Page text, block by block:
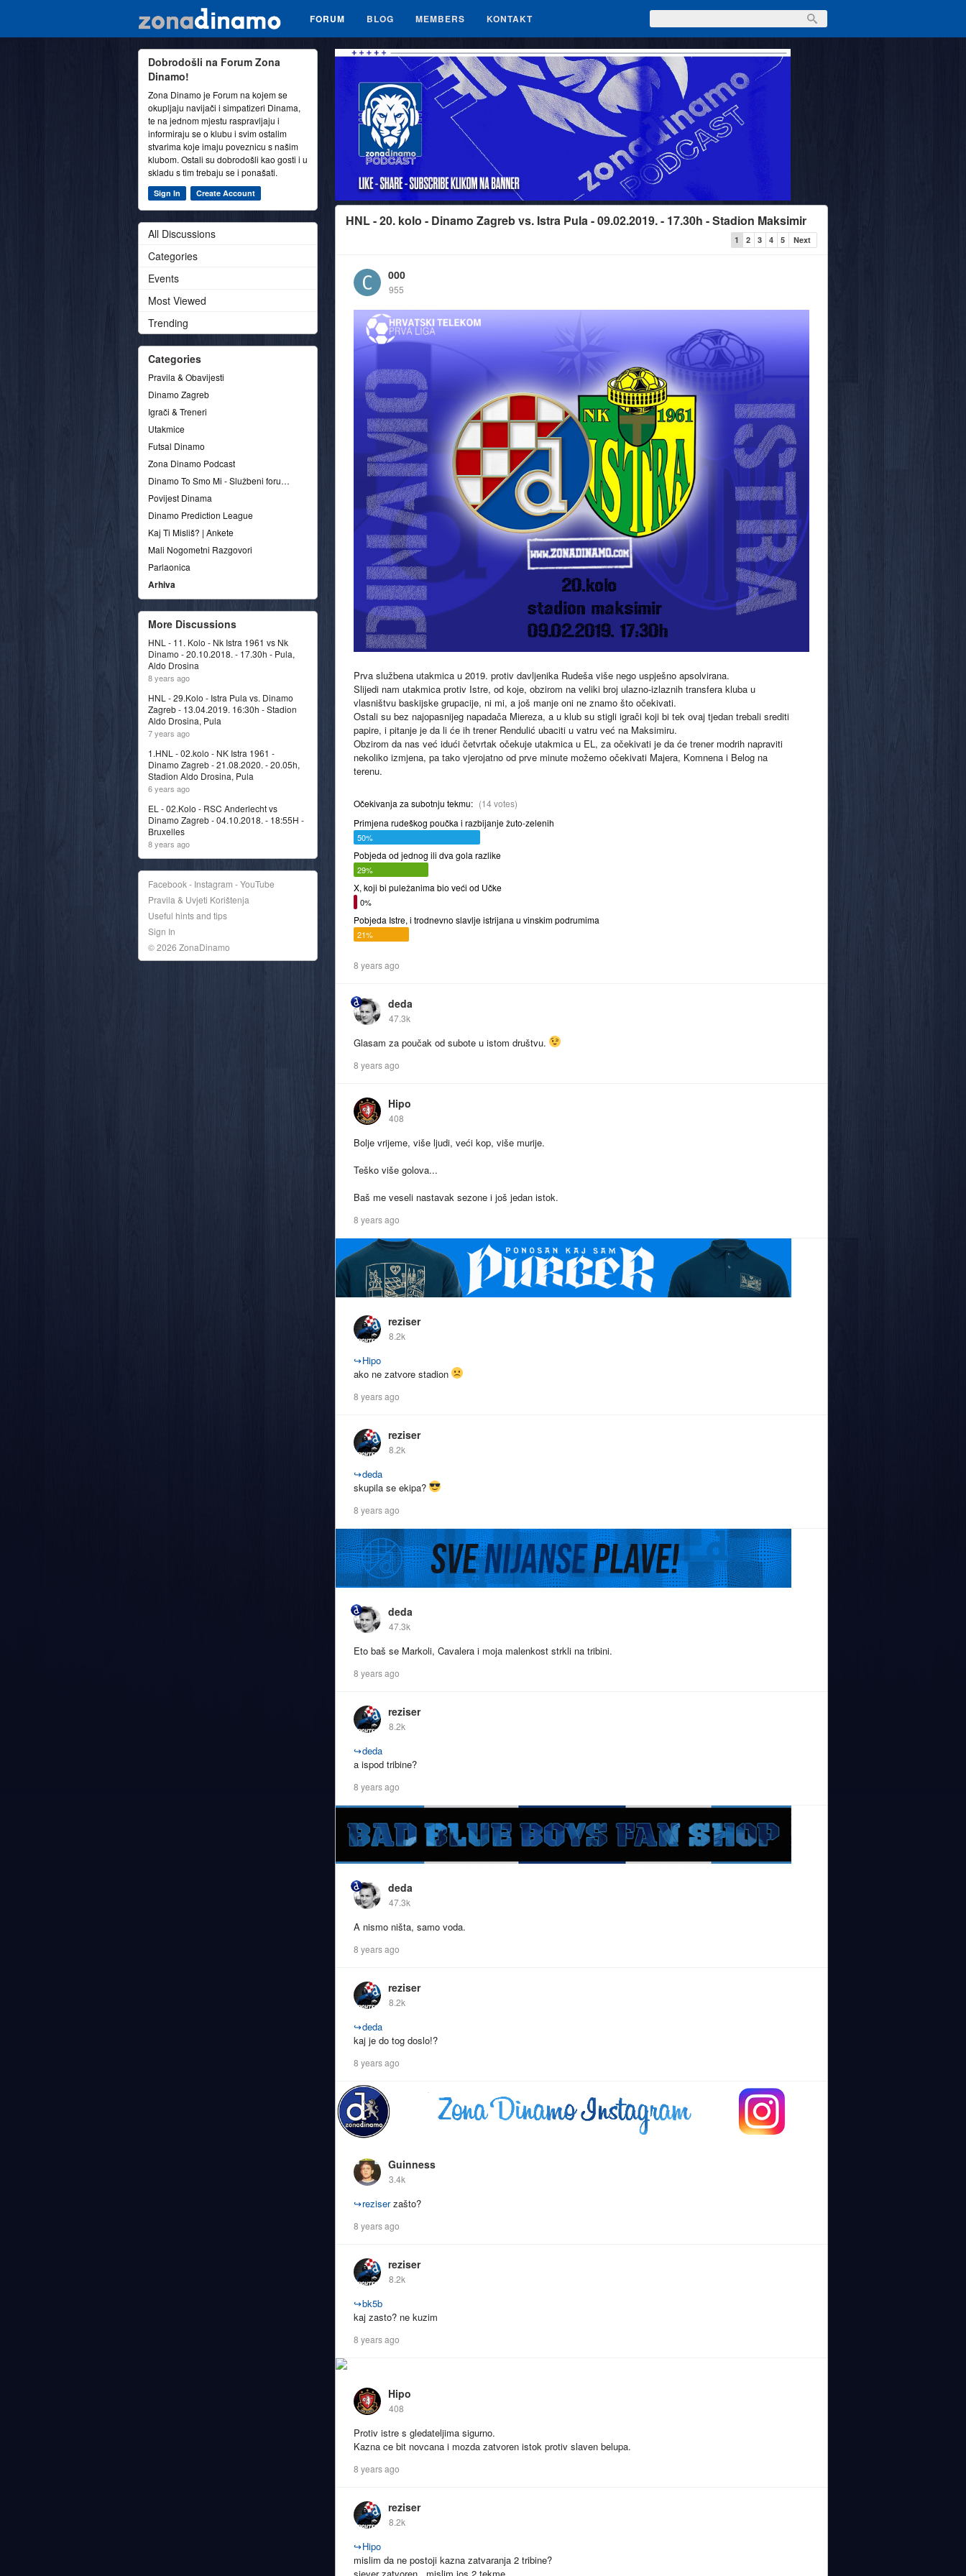
FORUM BLOG MEMBERS KONTAKT
HNL - 20. kolo - Dinamo Zagreb vs. Istra Pula - 09.02.2019. - 17.30h - Stadion Maksimir
1 2 3 4 5 Next
000
955
Prva službena utakmica u 2019. protiv davljenika Rudeša više nego uspješno apsolvirana.
Slijedi nam utakmica protiv Istre, od koje, obzirom na veliki broj ulazno-izlaznih transfera kluba u
vlasništvu baskijske grupacije, ni mi, a još manje oni ne znamo što očekivati.
Ostali su bez najopasnijeg napadača Miereza, a u klub su stigli igrači koji bi tek ovaj tjedan trebali srediti
papire, i pitanje je da li će ih trener Rendulić ubaciti u vatru već na Maksimiru.
Obzirom da nas već idući četvrtak očekuje utakmica u EL, za očekivati je da će trener modrih napraviti
nekoliko izmjena, pa tako vjerojatno od prve minute možemo očekivati Majera, Komnena i Belog na
terenu.
Očekivanja za subotnju tekmu: (14 votes)
Primjena rudeškog poučka i razbijanje žuto-zelenih
50%
Pobjeda od jednog ili dva gola razlike
29%
X, koji bi puležanima bio veći od Učke
0%
Pobjeda Istre, i trodnevno slavlje istrijana u vinskim podrumima
21%
8 years ago
deda
47.3k
Glasam za poučak od subote u istom društvu.
8 years ago
Hipo
408
Bolje vrijeme, više ljudi, veći kop, više murije.
Teško više golova...
Baš me veseli nastavak sezone i još jedan istok.
8 years ago
reziser
8.2k
↪Hipo
ako ne zatvore stadion
8 years ago
reziser
8.2k
↪deda
skupila se ekipa?
8 years ago
deda
47.3k
Eto baš se Markoli, Cavalera i moja malenkost strkli na tribini.
8 years ago
reziser
8.2k
↪deda
a ispod tribine?
8 years ago
deda
47.3k
A nismo ništa, samo voda.
8 years ago
reziser
8.2k
↪deda
kaj je do tog doslo!?
8 years ago
Guinness
3.4k
↪reziserzašto?
8 years ago
reziser
8.2k
↪bk5b
kaj zasto? ne kuzim
8 years ago
Hipo
408
Protiv istre s gledateljima sigurno.
Kazna ce bit novcana i mozda zatvoren istok protiv slaven belupa.
8 years ago
reziser
8.2k
↪Hipo
mislim da ne postoji kazna zatvaranja 2 tribine?
Dobrodošli na Forum Zona
Dinamo!
Zona Dinamo je Forum na kojem se
okupljaju navijači i simpatizeri Dinama,
te na jednom mjestu raspravljaju i
informiraju se o klubu i svim ostalim
stvarima koje imaju poveznicu s našim
klubom. Ostali su dobrodošli kao gosti i u
skladu s tim trebaju se i ponašati.
Sign In Create Account
All Discussions
Categories
Events
Most Viewed
Trending
Categories
Pravila & Obavijesti
Dinamo Zagreb
Igrači & Treneri
Utakmice
Futsal Dinamo
Zona Dinamo Podcast
Dinamo To Smo Mi - Službeni forum udruge
Povijest Dinama
Dinamo Prediction League
Kaj Ti Misliš? | Ankete
Mali Nogometni Razgovori
Parlaonica
Arhiva
More Discussions
HNL - 11. Kolo - Nk Istra 1961 vs Nk
Dinamo - 20.10.2018. - 17.30h - Pula,
Aldo Drosina
8 years ago
HNL - 29.Kolo - Istra Pula vs. Dinamo
Zagreb - 13.04.2019. 16:30h - Stadion
Aldo Drosina, Pula
7 years ago
1.HNL - 02.kolo - NK Istra 1961 -
Dinamo Zagreb - 21.08.2020. - 20.05h,
Stadion Aldo Drosina, Pula
6 years ago
EL - 02.Kolo - RSC Anderlecht vs
Dinamo Zagreb - 04.10.2018. - 18:55H -
Bruxelles
8 years ago
Facebook - Instagram - YouTube
Pravila & Uvjeti Korištenja
Useful hints and tips
Sign In
© 2026 ZonaDinamo